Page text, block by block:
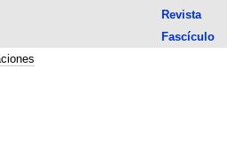
Revista
Fascículo